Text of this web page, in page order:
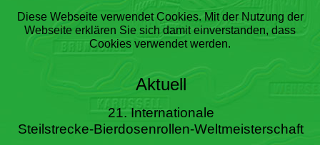
Startseite
Steilstrecke
Literatur
Diese Webseite verwendet Cookies. Mit der Nutzung der
Webseite erklären Sie sich damit einverstanden, dass
Cookies verwendet werden.
Aktuell
21. Internationale
Steilstrecke-Bierdosenrollen-Weltmeisterschaft